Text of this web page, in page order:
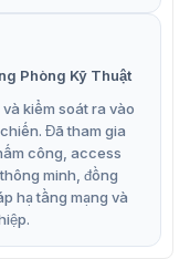
đầu ra, đảm bảo
Ngoài ra, tính
chỉnh chính xác,
năng lượng.
hợp mất điện, bạn
mở. Điều này rất
Phòng Kỹ Thuật
kiểm soát ra vào
Đã tham gia
công, access
minh, đồng
hạ tầng mạng và